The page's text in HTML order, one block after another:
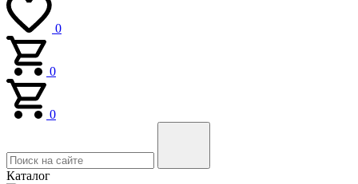
0
0
0
Каталог